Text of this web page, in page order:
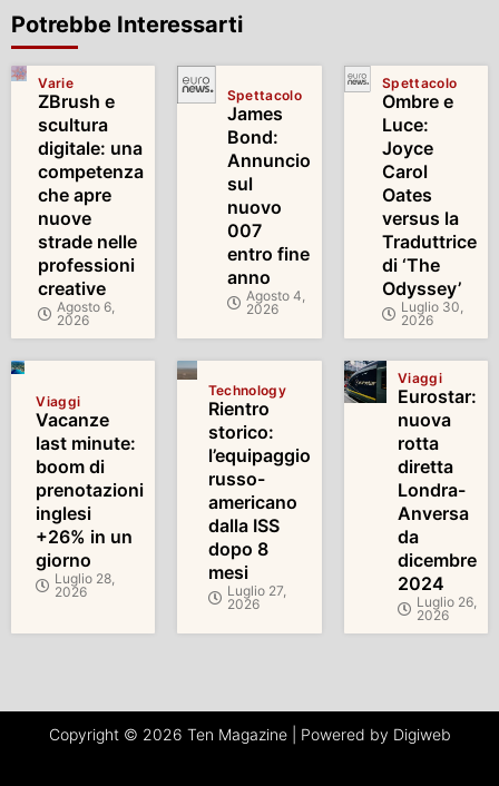
Potrebbe Interessarti
Varie
ZBrush e
scultura
digitale: una
competenza
che apre
nuove
strade nelle
professioni
creative
Agosto 6,
2026
Spettacolo
James
Bond:
Annuncio
sul
nuovo
007
entro fine
anno
Agosto 4,
2026
Spettacolo
Ombre e
Luce:
Joyce
Carol
Oates
versus la
Traduttrice
di ‘The
Odyssey’
Luglio 30,
2026
Viaggi
Vacanze
last minute:
boom di
prenotazioni
inglesi
+26% in un
giorno
Luglio 28,
2026
Technology
Rientro
storico:
l’equipaggio
russo-
americano
dalla ISS
dopo 8
mesi
Luglio 27,
2026
Viaggi
Eurostar:
nuova
rotta
diretta
Londra-
Anversa
da
dicembre
2024
Luglio 26,
2026
Copyright © 2026 Ten Magazine | Powered by Digiweb